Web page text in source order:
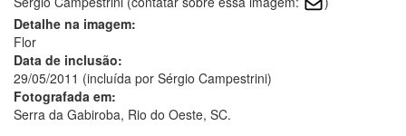
Detalhe na imagem:
Flor
Data de inclusão:
29/05/2011 (incluída por Sérgio Campestrini)
Fotografada em:
Serra da Gabiroba, Rio do Oeste, SC.